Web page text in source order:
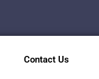
Contact Us